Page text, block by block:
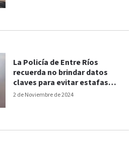
2 de Noviembre de 2024
La Policía de Entre Ríos
recuerda no brindar datos
claves para evitar estafas
telefónicas